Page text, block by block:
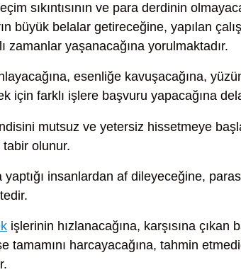
sıkıntısının ve para derdinin
büyük belalar getireceğine, yapılan
zamanlar yaşanacağına yorulmaktadır.
esenliğe kavuşacağına,
için farklı işlere başvuru yapacağına
mutsuz ve yetersiz hissetmeye
olunur.
yaptığı insanlardan af dileyeceğine,
işlerinin hızlanacağına, karşısına çıkan
tamamını harcayacağına, tahmin